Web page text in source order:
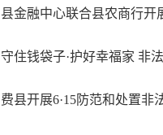
县金融中心联合县农商行开
守住钱袋子·护好幸福家 非
费县开展6·15防范和处置非